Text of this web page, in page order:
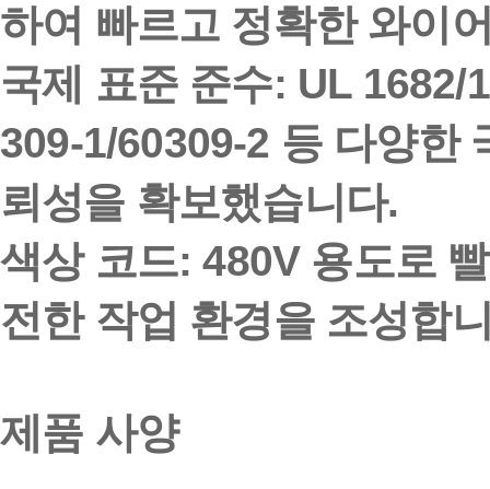
하여 빠르고 정확한 와이
국제 표준 준수: UL 1682/
309-1/60309-2 등 다양한
뢰성을 확보했습니다.
색상 코드: 480V 용도로
전한 작업 환경을 조성합
제품 사양